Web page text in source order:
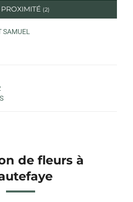
(2)
SAMUEL
de fleurs à